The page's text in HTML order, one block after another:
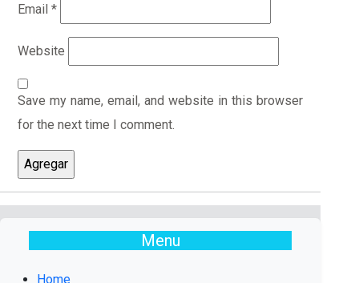
Email *
Website
Save my name, email, and website in this browser
for the next time I comment.
Menu
Home